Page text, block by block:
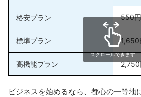
アクセス
【横浜関内】
関内駅から
伊勢佐木長
【横浜WEST
横浜駅から
【横浜元町】
スクロールできます
格安プラン 550
標準プラン
高機能プラン
スクロールできます
ビジネスを始めるなら、都心の一等地